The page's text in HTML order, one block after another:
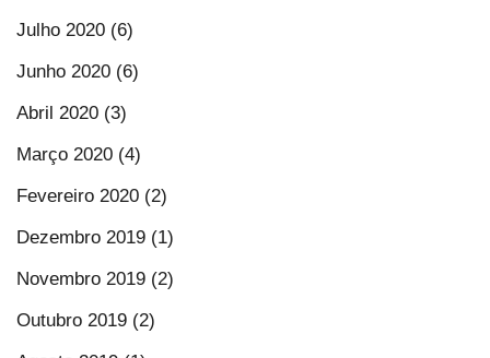
Julho 2020 (6)
Junho 2020 (6)
Abril 2020 (3)
Março 2020 (4)
Fevereiro 2020 (2)
Dezembro 2019 (1)
Novembro 2019 (2)
Outubro 2019 (2)